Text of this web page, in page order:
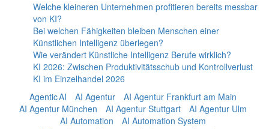
Welche kleineren Unternehmen profitieren bereits messbar
von KI?
Bei welchen Fähigkeiten bleiben Menschen einer
Künstlichen Intelligenz überlegen?
Wie verändert Künstliche Intelligenz Berufe wirklich?
KI 2026: Zwischen Produktivitätsschub und Kontrollverlust
KI im Einzelhandel 2026
Agentic AI
AI Agentur
AI Agentur Frankfurt am Main
AI Agentur München
AI Agentur Stuttgart
AI Agentur Ulm
AI Automation
AI Automation System